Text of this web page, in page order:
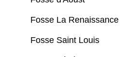
Fosse La Renaissance
Fosse Saint Louis